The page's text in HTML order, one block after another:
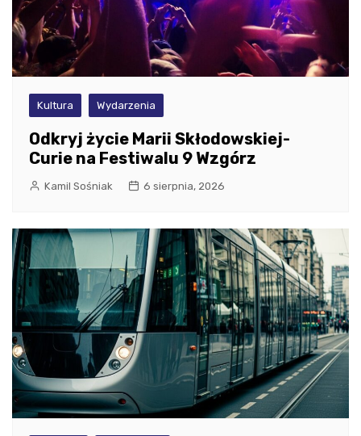
Kultura Wydarzenia
Odkryj życie Marii Skłodowskiej-
Curie na Festiwalu 9 Wzgórz
Kamil Sośniak 6 sierpnia, 2026